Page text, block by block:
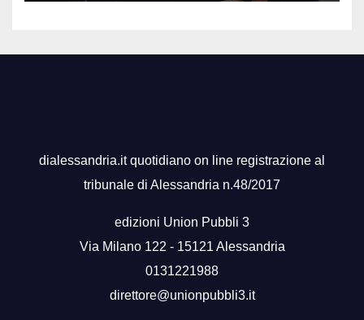
dialessandria.it quotidiano on line registrazione al
tribunale di Alessandria n.48/2017
edizioni Union Pubbli 3
Via Milano 122 - 15121 Alessandria
0131221988
direttore@unionpubbli3.it